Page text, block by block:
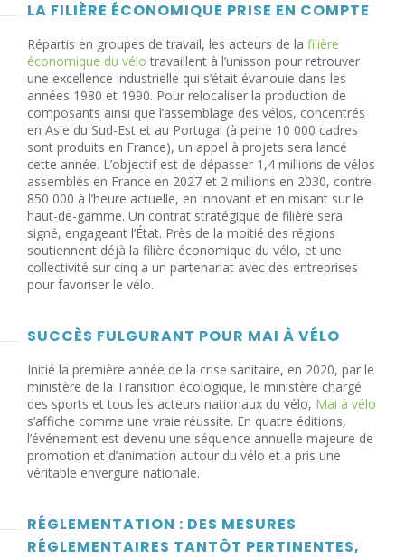
LA FILIÈRE ÉCONOMIQUE PRISE EN COMPTE
Répartis en groupes de travail, les acteurs de la filière
économique du vélo travaillent à l’unisson pour retrouver
une excellence industrielle qui s’était évanouie dans les
années 1980 et 1990. Pour relocaliser la production de
composants ainsi que l’assemblage des vélos, concentrés
en Asie du Sud-Est et au Portugal (à peine 10 000 cadres
sont produits en France), un appel à projets sera lancé
cette année. L’objectif est de dépasser 1,4 millions de vélos
assemblés en France en 2027 et 2 millions en 2030, contre
850 000 à l’heure actuelle, en innovant et en misant sur le
haut-de-gamme. Un contrat stratégique de filière sera
signé, engageant l’État. Près de la moitié des régions
soutiennent déjà la filière économique du vélo, et une
collectivité sur cinq a un partenariat avec des entreprises
pour favoriser le vélo.
SUCCÈS FULGURANT POUR MAI À VÉLO
Initié la première année de la crise sanitaire, en 2020, par le
ministère de la Transition écologique, le ministère chargé
des sports et tous les acteurs nationaux du vélo, Mai à vélo
s’affiche comme une vraie réussite. En quatre éditions,
l’événement est devenu une séquence annuelle majeure de
promotion et d’animation autour du vélo et a pris une
véritable envergure nationale.
RÉGLEMENTATION : DES MESURES
RÉGLEMENTAIRES TANTÔT PERTINENTES,